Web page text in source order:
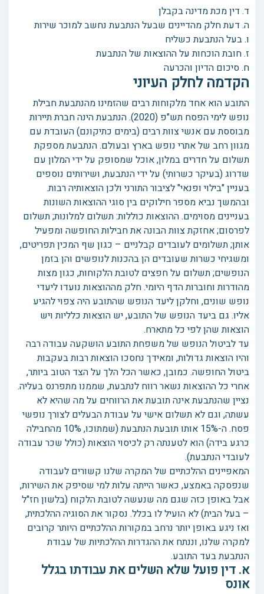
ד. דין מכת מדינה בקבלן
ה. דעת חלק מהדיינים שבעל הנתבעת נחשב למוכר שירות
ו. בעל הנתבעת כשליח
ז. חובת הוכחות על ההוצאות של הנתבעת
ח. סיכום הדיון והכרעה
הקדמה לחלק העיוני
התובע הוא אחד מלקוחות רבים שהזמינו מהנתבעת חבילת
נופש לימי הפסח תש"פ (2020). הנתבעת הינה חברת תיירות
מבוססת עם אנשי צוות רבים (בימים כתיקונם) העובדת עם
מגוון רחב של אתרי נופש בארץ ובעולם. הנתבעת מספקת
תשלום על חדרים במלון, אוכל שמסופק על ידי המלון עם
שדרוג (בעיקר כשרותי) על ידי הנתבעת, ושירותים נוספים
בעניין "בילוי ופנאי" לציבור התורני ולכן הוצאותיה רבות.
ובהמשך נביא מספר חילוקים בין סוגי ההוצאות השונות
בעניינים מסוימים. ההוצאות כוללות: תשלום למלונות; תשלום
לפרסום; אחזקת צוות הבונה את חבילות החופשה ומפעיל
אותן; תשלומים לעובדים קבלניים – כגון שף המכין תפריטים,
ומשגיחי כשרות שעובדים הן בהכנות לנופשים והן בזמן
הנופשים; תשלום על חפצים לטובת הלקוחות, כגון מצות
מהודרות וחוברות הדף היומי. חלק מההוצאות נועדו ליעדי
נופש שונים, וחלקן ליעד הנופש שהתובע היה צפוי להגיע
אליו. גם ביעד הנופש של התובע, יש הוצאות כלליות ויש
הוצאות שהן לפי כל מתארח.
עד לביטול הנופש של משפחת התובע הושקעה עבודה רבה
והיו הוצאות גדולות, ומאידך נחסכו הוצאות רבות בעקבות
ביטול החופשה. כמובן, כאשר הכל הלך על הצד הטוב ביותר,
אחרי כל ההוצאות נשאר רווח לנתבעת, שממנו מתפרנס בעליה.
נציין שהנתבעת אינה תובעת את הרווחים על מה שהיא לא
עשתה, וגם לא תשלום אישי על עבודת הבעלים לצורך נופשי
פסח. ה-15% אותו תובעת הנתבעת (שמתוכו, 10% מהחבילה
כרגע בידה) הוא לטענתה רק לכיסוי הוצאות (כולל שכר עבודה
לעובדי הנתבעת).
המאפיינים ההלכתיים של המקרה שלנו קשורים לעבודה
שנפסקה באמצע, כאשר הייתה עלות למי שסיפק את השירות,
אבל באופן כזה שגם מה שנעשה לטובת הלקוח (בלשון חז"ל
– בעל הבית) לא הועיל לו בכלל. נסקור את הסוגיה ההלכתית,
ואז ניגע באופן יותר נרחב במקורות ההלכתיים היותר קרובים
למקרה שלנו, וננתח את ההגדרות ההלכתיות של עבודת
הנתבעת בעד התובע.
א. דין פועל שלא השלים את עבודתו בגלל
אונס